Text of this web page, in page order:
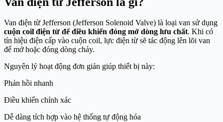
Van điện từ Jefferson (Jefferson Solenoid Valve) là loại van sử dụng
cuộn coil điện từ để điều khiển đóng mở dòng lưu chất. Khi có
tín hiệu điện cấp vào cuộn coil, lực điện từ sẽ tác động lên lõi van
để mở hoặc đóng dòng chảy.
Nguyên lý hoạt động đơn giản giúp thiết bị này:
Phản hồi nhanh
Điều khiển chính xác
Dễ dàng tích hợp vào hệ thống tự động hóa